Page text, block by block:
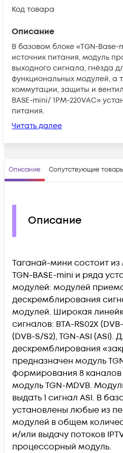
Код товара
Описание
В базовом блоке «TGN-
источник питания, модуль
выходного сигнала, гнёзда
функциональных модулей, а
коммутации, защиты и
BASE-mini/ 1PM-220VAC»
питания.
Читать далее
Описание Сопутствующие
Описание
Таганай-мини состоит
TGN-BASE-mini и ряда
модулей: модулей
дескремблирования
модулей. Широкая
сигналов: BTA-RS02X
(DVB-S/S2), TGN-ASI (ASI).
дескремблирования
предназначен модуль
формирования 8 каналов
модуль TGN-MDVB.
выдать 1 сигнал ASI. В
установлены любые из
модулей в общем
и/или выдачу потоков
процессорный модуль.